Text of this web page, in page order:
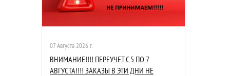
07 Августа 2026 г.
ВНИМАНИЕ!!!! ПЕРЕУЧЕТ С 5 ПО 7
АВГУСТА!!!! ЗАКАЗЫ В ЭТИ ДНИ НЕ